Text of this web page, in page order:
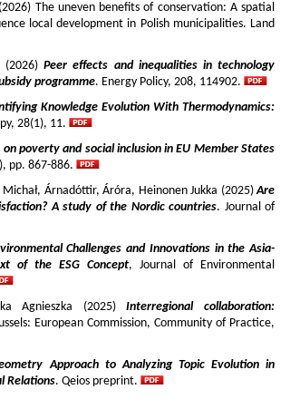
The uneven benefits of conservation: A spatial
local development in Polish municipalities. Land
(2026)Peer effects and inequalities in technology
programme. Energy Policy, 208, 114902.
Knowledge Evolution With Thermodynamics:
28(1), 11.
poverty and social inclusion in EU Member States
pp. 867-886.
Árnadóttir, Áróra, Heinonen Jukka (2025)Are
A study of the Nordic countries. Journal of
Challenges and Innovations in the Asia-
of the ESG Concept, Journal of Environmental
Agnieszka (2025)Interregional collaboration:
European Commission, Community of Practice,
Approach to Analyzing Topic Evolution in
Relations. Qeios preprint.